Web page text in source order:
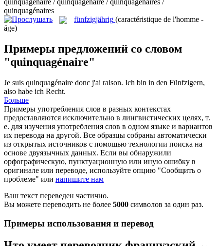
quinquagénaire / quinquagénaire / quinquagénaires /
quinquagénaires
fünfzigjährig (caractéristique de l'homme -
âge)
Примеры предложений со словом
"quinquagénaire"
Je suis quinquagénaire donc j'ai raison. Ich bin in den Fünfzigern,
also habe ich Recht.
Больше
Примеры употребления слов в разных контекстах
предоставляются исключительно в лингвистических целях, т.
е. для изучения употребления слов в одном языке и вариантов
их перевода на другой. Все образцы собраны автоматически
из открытых источников с помощью технологии поиска на
основе двуязычных данных. Если вы обнаружили
орфографическую, пунктуационную или иную ошибку в
оригинале или переводе, используйте опцию "Сообщить о
проблеме" или напишите нам
Ваш текст переведен частично.
Вы можете переводить не более 5000 символов за один раз.
Примеры использования и перевод